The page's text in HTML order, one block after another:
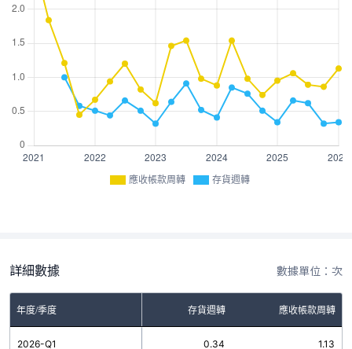
應收帳款周轉 存貨週轉
詳細數據 數據單位：次
年度/季度 存貨週轉 應收帳款周轉
2026-Q1 0.34 1.13